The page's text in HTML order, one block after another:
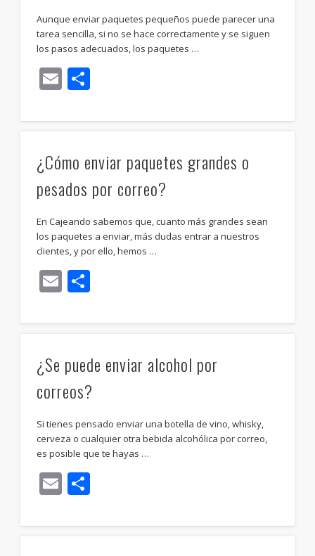
Aunque enviar paquetes pequeños puede parecer una
tarea sencilla, si no se hace correctamente y se siguen
los pasos adecuados, los paquetes …
Email
¿Cómo enviar paquetes grandes o
pesados por correo?
En Cajeando sabemos que, cuanto más grandes sean
los paquetes a enviar, más dudas entrar a nuestros
clientes, y por ello, hemos …
Email
¿Se puede enviar alcohol por
correos?
Si tienes pensado enviar una botella de vino, whisky,
cerveza o cualquier otra bebida alcohólica por correo,
es posible que te hayas …
Email